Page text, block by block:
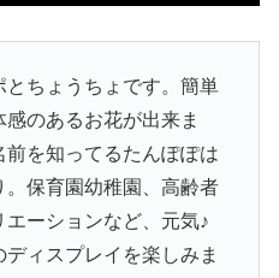
ちょうちょです。簡単
のあるお花が出来ま
を知ってるたんぽぽは
保育園幼稚園、高齢者
ーションなど、元気♪︎
ィスプレイを楽しみま